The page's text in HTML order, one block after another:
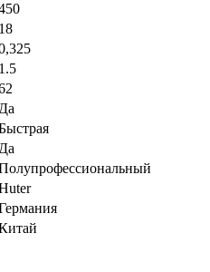
18
1.5
Да
Да